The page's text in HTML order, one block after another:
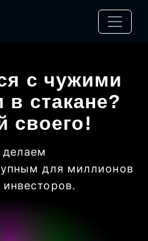
с чужими
в стакане?
своего!
для миллионов
.